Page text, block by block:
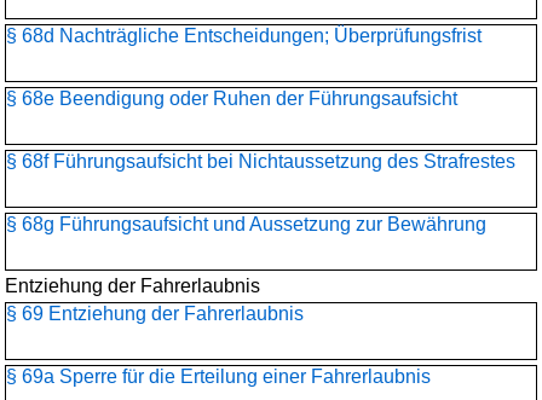
§ 68d Nachträgliche Entscheidungen; Überprüfungsfrist
§ 68e Beendigung oder Ruhen der Führungsaufsicht
§ 68f Führungsaufsicht bei Nichtaussetzung des Strafrestes
§ 68g Führungsaufsicht und Aussetzung zur Bewährung
Entziehung der Fahrerlaubnis
§ 69 Entziehung der Fahrerlaubnis
§ 69a Sperre für die Erteilung einer Fahrerlaubnis